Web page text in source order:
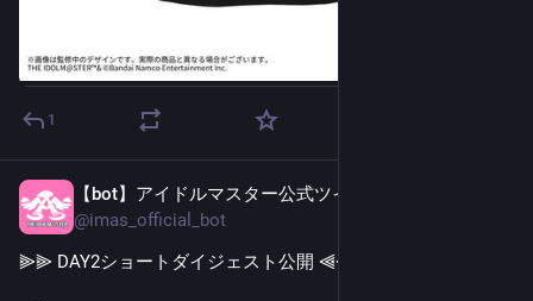
1
【bot】アイドルマスター公式ツイッター
@imas_official_bot
⫸⫸ DAY2ショートダイジェスト公開 ⫷⫷